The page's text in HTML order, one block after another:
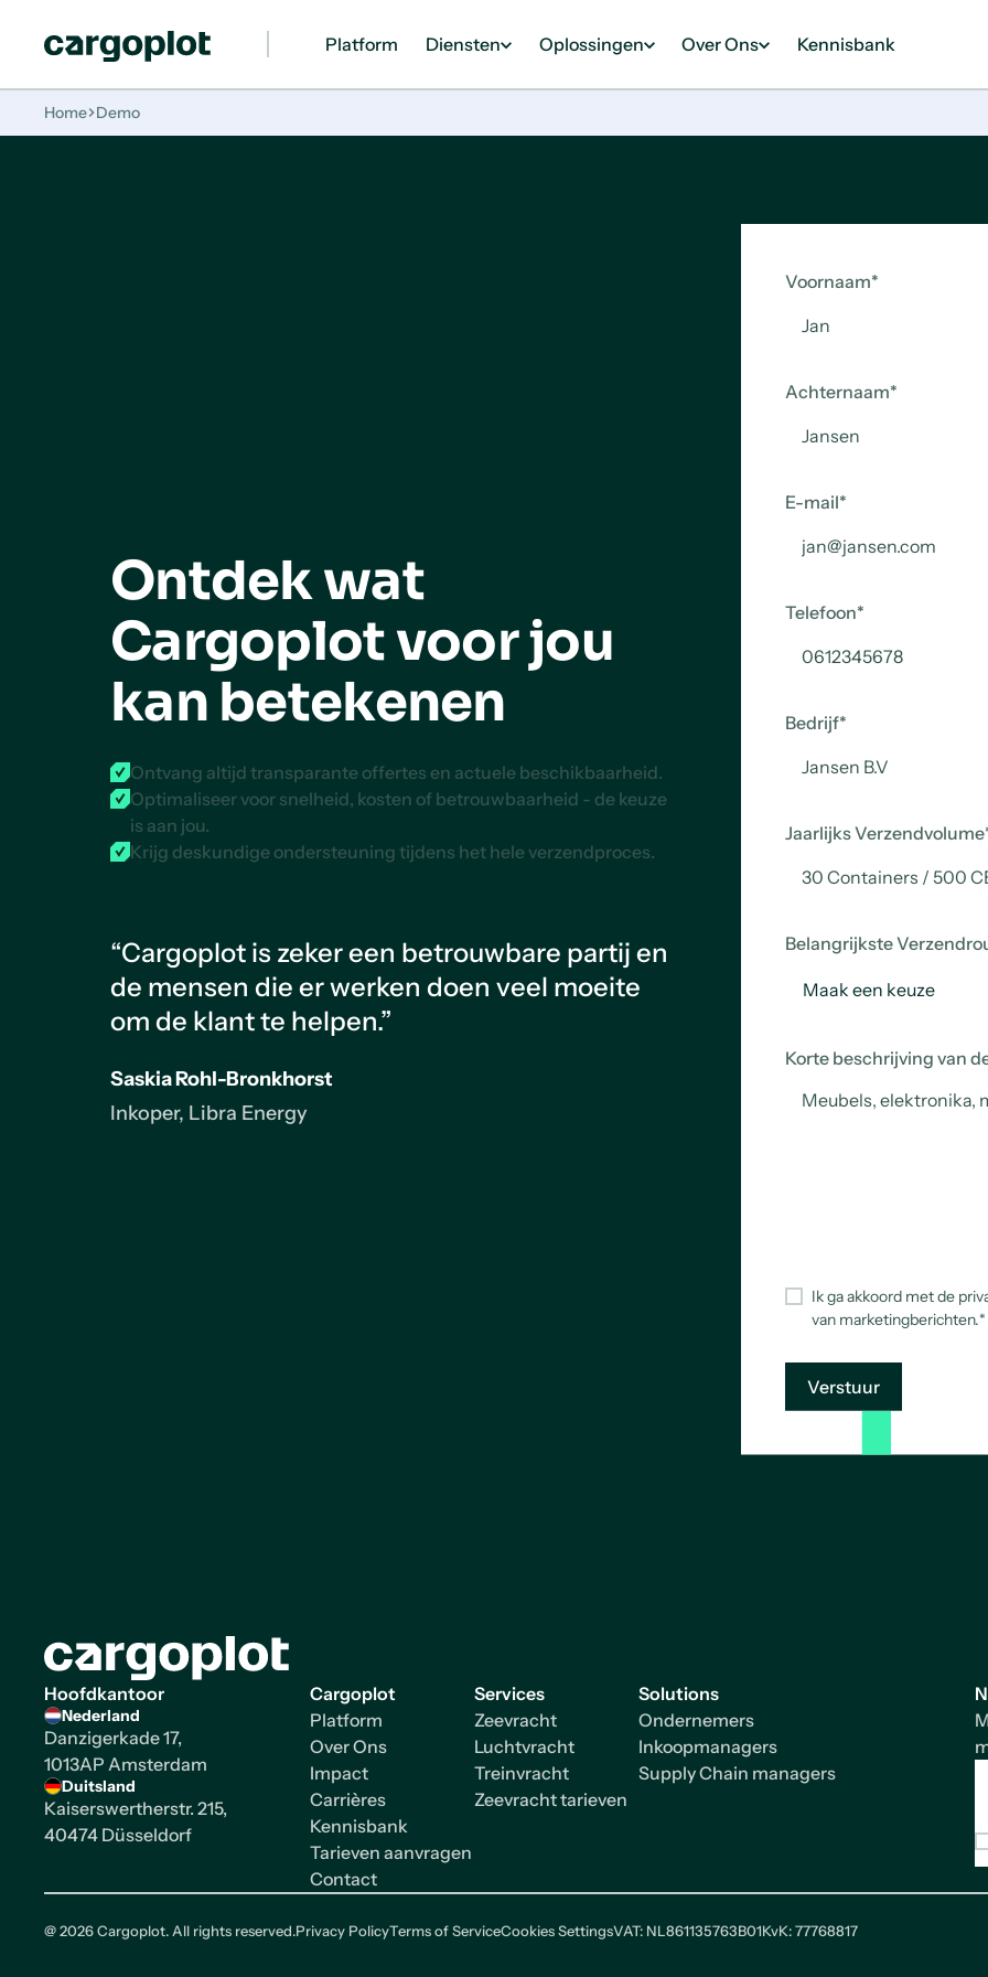
Platform Diensten Oplossingen Over Ons Kennisbank
Home Demo
Ontdek wat
Cargoplot voor jou
kan betekenen
Ontvang altijd transparante offertes en actuele beschikbaarheid.
Optimaliseer voor snelheid, kosten of betrouwbaarheid - de keuze
is aan jou.
Krijg deskundige ondersteuning tijdens het hele verzendproces.
“Cargoplot is zeker een betrouwbare partij en
de mensen die er werken doen veel moeite
om de klant te helpen.”
Saskia Rohl-Bronkhorst
Inkoper, Libra Energy
Voornaam*
Achternaam*
E-mail*
Telefoon*
Bedrijf*
Jaarlijks Verzendvolume
Belangrijkste
Korte beschrijving van
Ik ga akkoord met de
van marketingberichten.*
Homepage
Hoofdkantoor
Nederland
Danzigerkade 17,
1013AP Amsterdam
Duitsland
Kaiserswertherstr. 215,
40474 Düsseldorf
Cargoplot
Platform
Over Ons
Impact
Carrières
Kennisbank
Tarieven aanvragen
Contact
Services
Zeevracht
Luchtvracht
Treinvracht
Zeevracht tarieven
Solutions
Ondernemers
Inkoopmanagers
Supply Chain managers
@2026Cargoplot. All rights reserved.Privacy PolicyTerms of ServiceCookies SettingsVAT: NL861135763B01KvK: 77768817